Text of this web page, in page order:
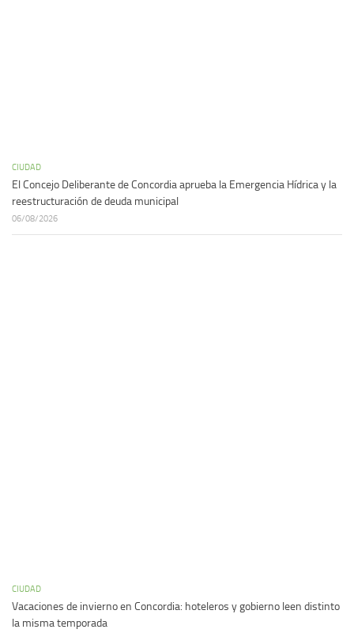
CIUDAD
El Concejo Deliberante de Concordia aprueba la Emergencia Hídrica y la
reestructuración de deuda municipal
06/08/2026
CIUDAD
Vacaciones de invierno en Concordia: hoteleros y gobierno leen distinto
la misma temporada